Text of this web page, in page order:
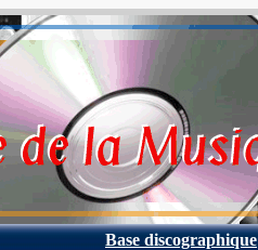
Base discographique